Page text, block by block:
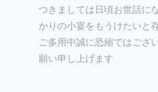
つきましては日頃お世話に
かりの小宴をもうけたいと
ご多用中誠に恐縮ではござ
願い申し上げます